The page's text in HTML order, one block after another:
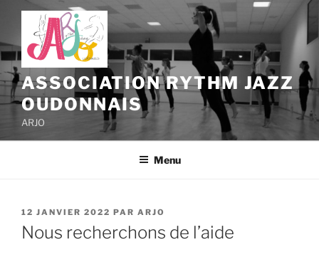
Aller
contenu
principal
ASSOCIATION RYTHM JAZZ
OUDONNAIS
ARJO
Menu
PUBLIÉ
LE
12 JANVIER 2022 PAR ARJO
Nous recherchons de l’aide